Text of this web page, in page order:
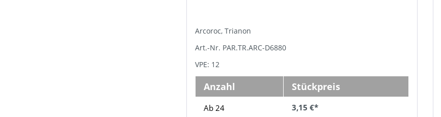
Arcoroc, Trianon
Art.-Nr. PAR.TR.ARC-D6880
VPE: 12
Anzahl Stückpreis
Ab 24 3,15 €*